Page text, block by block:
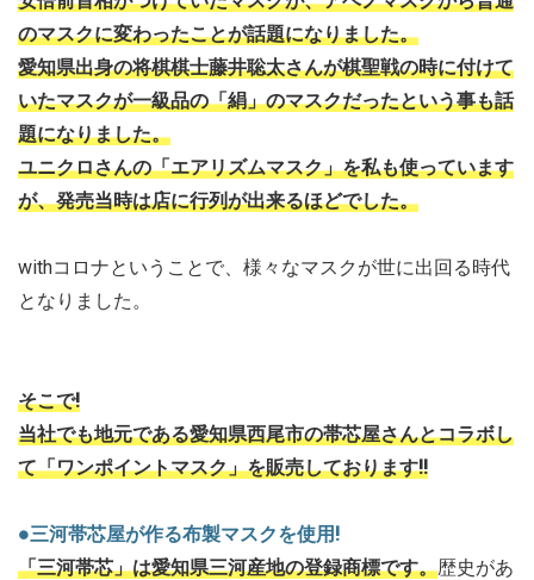
のマスクに変わったことが話題になりました。
愛知県出身の将棋棋士藤井聡太さんが棋聖戦の時に付けて
いたマスクが一級品の「絹」のマスクだったという事も話
題になりました。
ユニクロさんの「エアリズムマスク」を私も使っています
が、発売当時は店に行列が出来るほどでした。
withコロナということで、様々なマスクが世に出回る時代
となりました。
そこで!
当社でも地元である愛知県西尾市の帯芯屋さんとコラボし
て「ワンポイントマスク」を販売しております!!
●三河帯芯屋が作る布製マスクを使用!
「三河帯芯」は愛知県三河産地の登録商標です。歴史があ